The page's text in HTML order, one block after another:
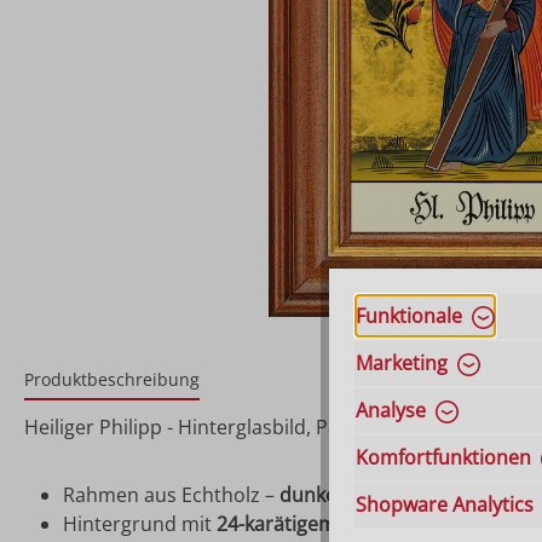
Produktbeschreibung
Heiliger Philipp - Hinterglasbild, Patronatsbild,
Rahmen aus Echtholz – dunkelbraun gebeizt
Hintergrund mit24-karätigem Blattgold
hinterlegt
Funktionale
Marketing
Analyse
Komfortfunktionen
Shopware Analytics